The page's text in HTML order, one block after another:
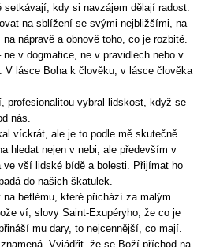
kdy si navzájem dělají radost.
na sblížení se svými nejbližšími, na
nápravě a obnově toho, co je rozbité.
v dogmatice, ne v pravidlech nebo v
V lásce Boha k člověku, v lásce člověka
profesionalitou vybral lidskost, když se
nás.
víckrát, ale je to podle mě skutečně
hledat nejen v nebi, ale především v
ve vší lidské bídě a bolesti. Přijímat ho
do našich škatulek.
betlému, které přichází za malým
ví, slovy Saint-Exupéryho, že co je
mu dary, to nejcennější, co mají.
Vyjádřit, že se Boží příchod na